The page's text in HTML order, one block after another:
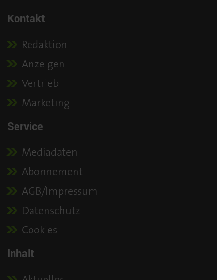
Kontakt
Redaktion
Anzeigen
Vertrieb
Marketing
Service
Mediadaten
Abonnement
AGB/Impressum
Datenschutz
Cookies
Inhalt